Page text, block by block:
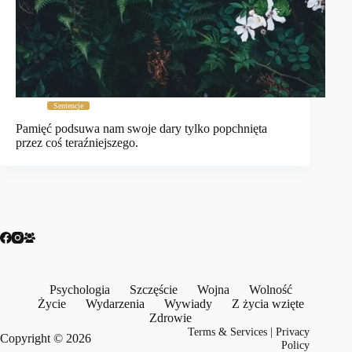
Sentencje
Pamięć podsuwa nam swoje dary tylko popchnięta
przez coś teraźniejszego.
Psychologia Szczęście Wojna
Wolność
Życie
Wydarzenia Wywiady
Z życia wzięte
Zdrowie
Copyright © 2026
Terms & Services |Privacy
Policy